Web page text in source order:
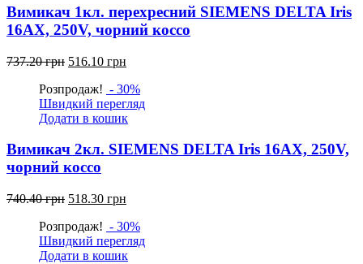
Вимикач 1кл. перехресний SIEMENS DELTA Iris
16АХ, 250V, чорний коссо
737.20грн Оригінальна
737.20
грн.
516.10 грн
516.10
грн.
Розпродаж! - 30%
Швидкий перегляд
Додати в кошик
Вимикач 2кл. SIEMENS DELTA Iris 16АХ, 250V,
чорний коссо
740.40грн Оригінальна
740.40
грн.
518.30 грн
518.30
грн.
Розпродаж! - 30%
Швидкий перегляд
Додати в кошик